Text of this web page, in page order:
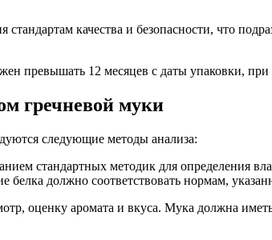
качества и безопасности, что
превышать 12 месяцев с даты упаковки,
гречневой муки
следующие методы анализа:
стандартных методик для определения
должно соответствовать нормам,
оценку аромата и вкуса. Мука должна